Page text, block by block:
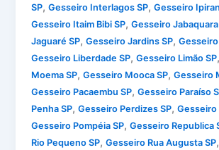
SP,Gesseiro Interlagos SP,Gesseiro
Gesseiro Itaim Bibi SP,Gesseiro Jabaquara
Jaguaré SP,Gesseiro Jardins SP,Gesseiro
Gesseiro Liberdade SP,Gesseiro Limão SP
Moema SP,Gesseiro Mooca SP,Gesseiro
Gesseiro Pacaembu SP,Gesseiro Paraíso
Penha SP,Gesseiro Perdizes SP,Gesseiro
Gesseiro Pompéia SP,Gesseiro Republica
Rio Pequeno SP,Gesseiro Rua Augusta SP